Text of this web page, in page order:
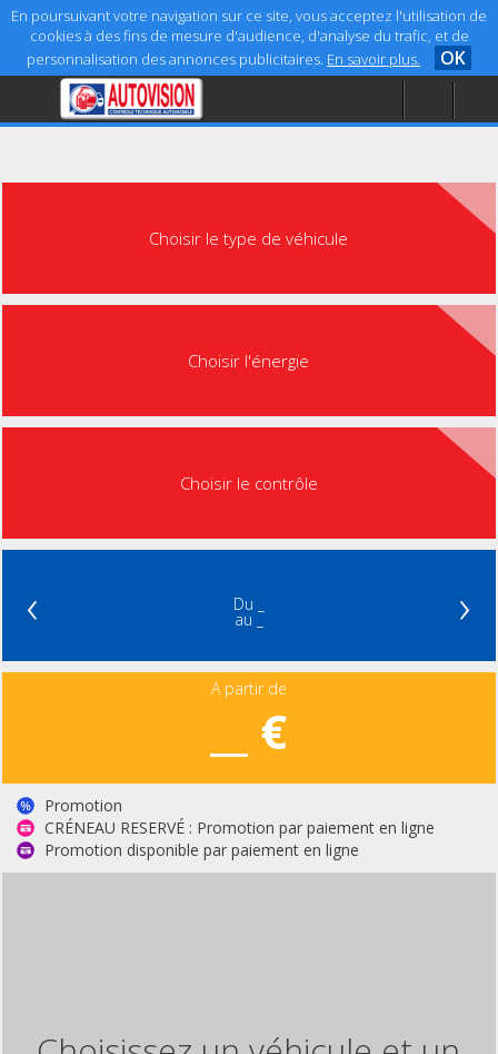
En poursuivant votre navigation sur ce site, vous acceptez l'utilisation de
cookies à des fins de mesure d'audience, d'analyse du trafic, et de
personnalisation des annonces publicitaires. En savoir plus. OK
Accueil
Aide
Choisir le type de véhicule
Choisir l'énergie
Choisir le contrôle
‹ Du _
au _ ›
A partir de
__ €
Promotion
CRÉNEAU RESERVÉ : Promotion par paiement en ligne
Promotion disponible par paiement en ligne